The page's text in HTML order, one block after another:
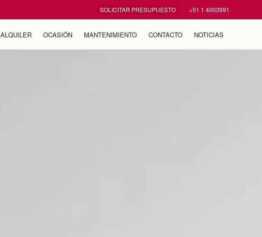
SOLICITAR PRESUPUESTO +51 1 4003991
ALQUILER OCASIÓN MANTENIMIENTO CONTACTO NOTICIAS